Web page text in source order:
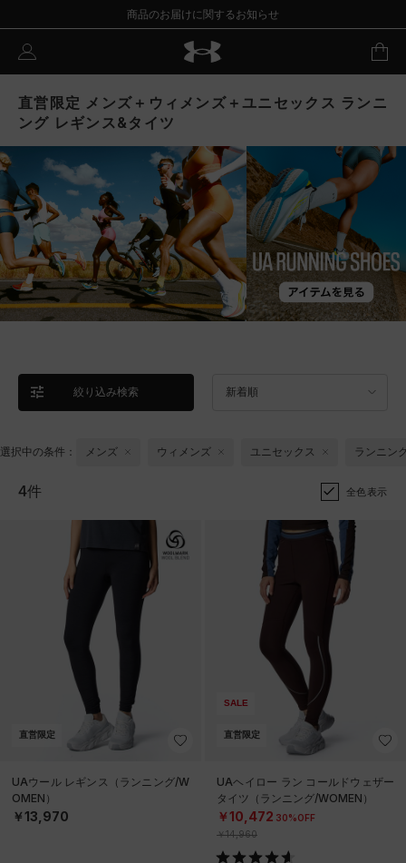
商品のお届けに関するお知らせ
直営限定 メンズ＋ウィメンズ＋ユニセックス ランニ
ング レギンス&タイツ
絞り込み検索 新着順
選択中の条件： メンズ ウィメンズ ユニセックス ランニン
4件 全色表示
直営限定
UAウール レギンス（ランニング/W
OMEN）
￥13,970
SALE
直営限定
UAヘイロー ラン コールドウェザー
タイツ（ランニング/WOMEN）
￥10,472 30%OFF
￥14,960